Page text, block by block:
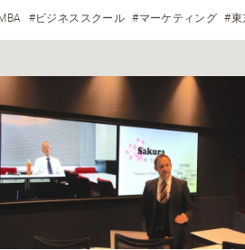
#ビジネススクール #マーケティング #東